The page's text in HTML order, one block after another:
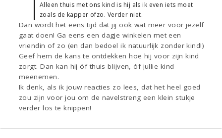
Alleen thuis met ons kind is hij als ik even iets moet
zoals de kapper ofzo. Verder niet.
Dan wordt het eens tijd dat jij ook wat meer voor jezelf
gaat doen! Ga eens een dagje winkelen met een
vriendin of zo (en dan bedoel ik natuurlijk zonder kind!)
Geef hem de kans te ontdekken hoe hij voor zijn kind
zorgt. Dan kan hij óf thuis blijven, óf jullie kind
meenemen.
Ik denk, als ik jouw reacties zo lees, dat het heel goed
zou zijn voor jou om de navelstreng een klein stukje
verder los te knippen!